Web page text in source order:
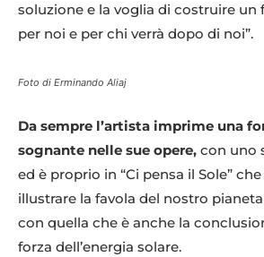
soluzione e la voglia di costruire
per noi e per chi verrà dopo di noi”.
Foto di Erminando Aliaj
Da sempre l’artista imprime una
sognante nelle sue opere, con uno
ed è proprio in “Ci pensa il Sole”
illustrare la favola del nostro
con quella che è anche la
forza dell’energia solare.